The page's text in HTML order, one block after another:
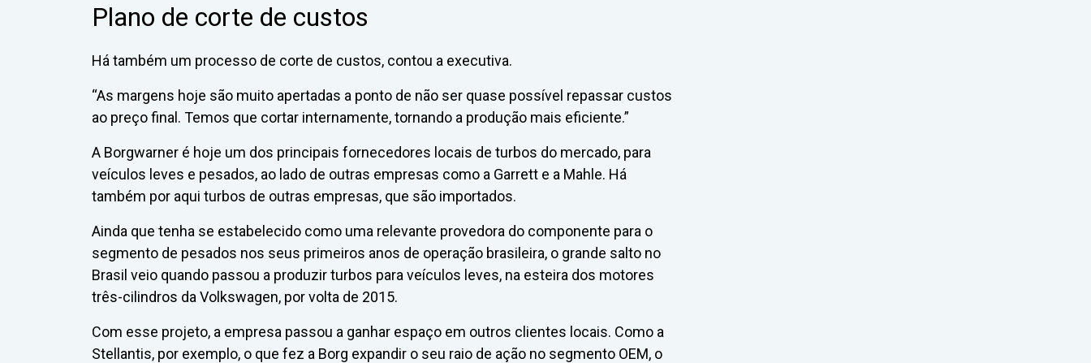
Plano de corte de custos
Há também um processo de corte de custos, contou a executiva.
“As margens hoje são muito apertadas a ponto de não ser quase possível repassar custos
ao preço final. Temos que cortar internamente, tornando a produção mais eficiente.”
A Borgwarner é hoje um dos principais fornecedores locais de turbos do mercado, para
veículos leves e pesados, ao lado de outras empresas como a Garrett e a Mahle. Há
também por aqui turbos de outras empresas, que são importados.
Ainda que tenha se estabelecido como uma relevante provedora do componente para o
segmento de pesados nos seus primeiros anos de operação brasileira, o grande salto no
Brasil veio quando passou a produzir turbos para veículos leves, na esteira dos motores
três-cilindros da Volkswagen, por volta de 2015.
Com esse projeto, a empresa passou a ganhar espaço em outros clientes locais. Como a
Stellantis, por exemplo, o que fez a Borg expandir o seu raio de ação no segmento OEM, o